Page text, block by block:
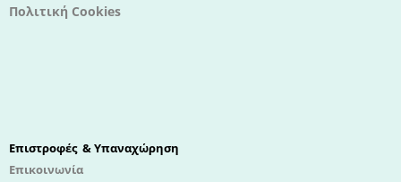
Πολιτική Cookies
Επιστροφές & Υπαναχώρηση
Επικοινωνία